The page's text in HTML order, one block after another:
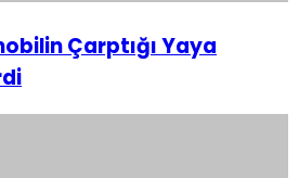
Çarptığı Yaya